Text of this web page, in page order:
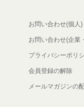
お問い合わせ(個人)
お問い合わせ(企業
プライバシーポリ
会員登録の解除
メールマガジンの